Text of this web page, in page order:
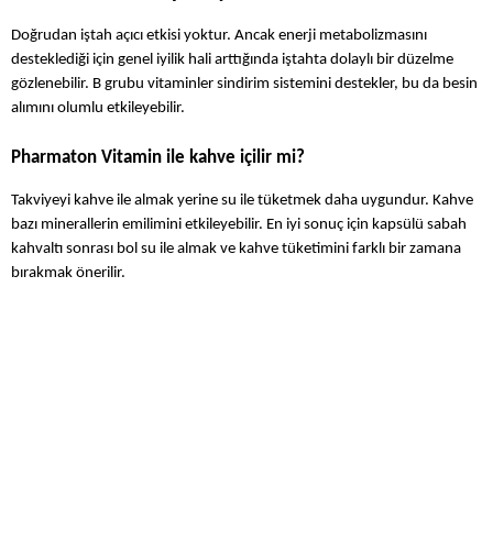
Doğrudan iştah açıcı etkisi yoktur. Ancak enerji metabolizmasını
desteklediği için genel iyilik hali arttığında iştahta dolaylı bir düzelme
gözlenebilir. B grubu vitaminler sindirim sistemini destekler, bu da besin
alımını olumlu etkileyebilir.
Pharmaton Vitamin ile kahve içilir mi?
Takviyeyi kahve ile almak yerine su ile tüketmek daha uygundur. Kahve
bazı minerallerin emilimini etkileyebilir. En iyi sonuç için kapsülü sabah
kahvaltı sonrası bol su ile almak ve kahve tüketimini farklı bir zamana
bırakmak önerilir.